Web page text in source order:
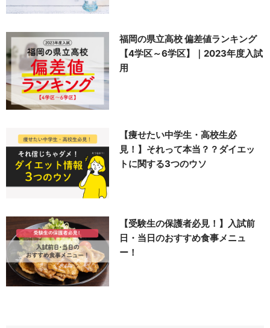
福岡の県立高校 偏差値ランキング
【4学区～6学区】｜2023年度入試
用
【痩せたい中学生・高校生必
見！】それって本当？？ダイエッ
トに関する3つのウソ
【受験生の保護者必見！】入試前
日・当日のおすすめ食事メニュ
ー！